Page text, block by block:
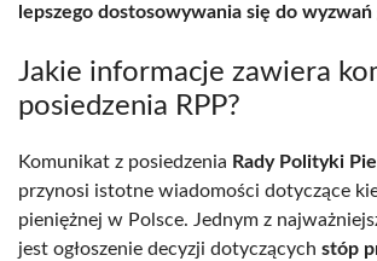
lepszego dostosowywania się do
Jakie informacje zawiera
posiedzenia RPP?
Komunikat z posiedzenia Rady Polityki
przynosi istotne wiadomości dotyczące
pieniężnej w Polsce. Jednym z
jest ogłoszenie decyzji dotyczących stóp